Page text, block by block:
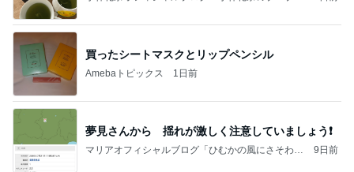
買ったシートマスクとリップペンシル
Amebaトピックス 1日前
夢見さんから 揺れが激しく注意していましょう❗️
マリアオフィシャルブログ「ひむかの風にさそわれ
9日前